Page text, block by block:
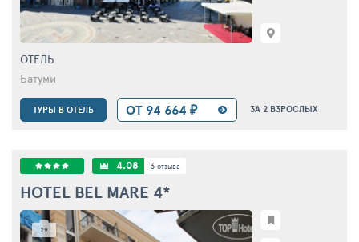
ОТЕЛЬ
Батуми
ТУРЫ В ОТЕЛЬ ОТ 94 664 ₽ ЗА 2 ВЗРОСЛЫХ
29
4.08 3 отзыва
HOTEL BEL MARE 4*